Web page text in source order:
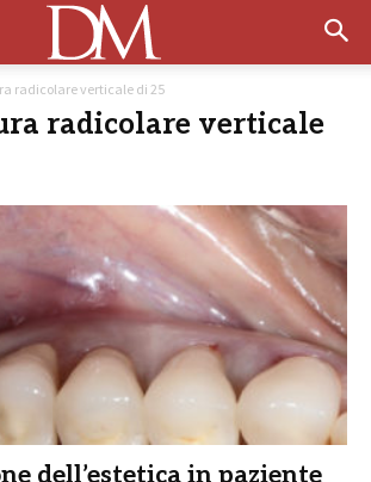
radicolare verticale di 25
radicolare verticale
dell’estetica in paziente